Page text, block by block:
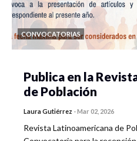
CONVOCATORIAS
Publica en la
de Población
Laura Gutiérrez -Mar 02, 2026
Revista Latinoamericana de